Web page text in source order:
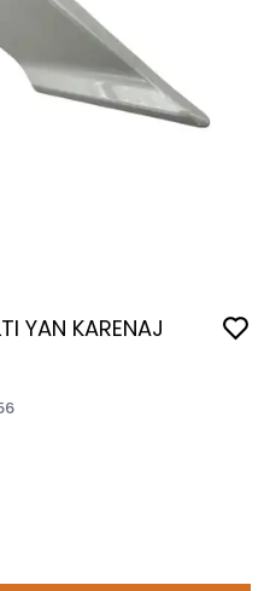
YAN KARENAJ